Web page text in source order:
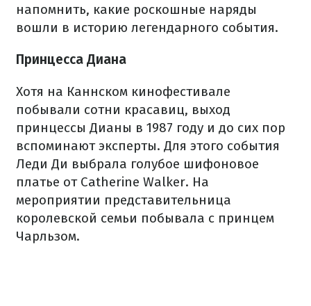
напомнить, какие роскошные наряды
вошли в историю легендарного события.
Принцесса Диана
Хотя на Каннском кинофестивале
побывали сотни красавиц, выход
принцессы Дианы в 1987 году и до сих пор
вспоминают эксперты. Для этого события
Леди Ди выбрала голубое шифоновое
платье от Catherine Walker. На
мероприятии представительница
королевской семьи побывала с принцем
Чарльзом.